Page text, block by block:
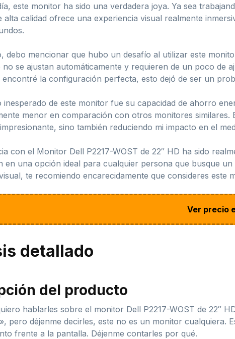
este monitor ha sido una verdadera joya. Ya sea
alta calidad ofrece una experiencia visual realmente
debo mencionar que hubo un desafío al utilizar este
no se ajustan automáticamente y requieren de un poco de
encontré la configuración perfecta, esto dejó de ser un
inesperado de este monitor fue su capacidad de ahorro
menor en comparación con otros monitores
sino también reduciendo mi impacto en el
con el Monitor Dell P2217-WOST de 22″ HD ha sido
en una opción ideal para cualquier persona que busque
te recomiendo encarecidamente que consideres este
Ver precio
detallado
del producto
hablarles sobre el monitor Dell P2217-WOST de 22″
pero déjenme decirles, este no es un monitor
frente a la pantalla. Déjenme contarles por qué.